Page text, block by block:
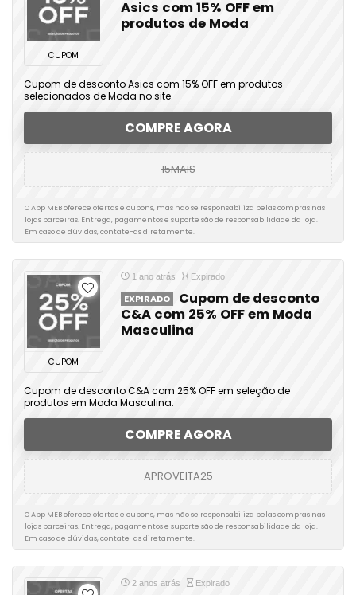
CUPOM
Asics com 15% OFF em
produtos de Moda
Cupom de desconto Asics com 15% OFF em produtos
selecionados de Moda no site.
COMPRE AGORA
15MAIS
O App MEB oferece ofertas e cupons, mas não se responsabiliza pelas compras nas
lojas parceiras. Entrega, pagamentos e suporte são de responsabilidade da loja.
Em caso de dúvidas, contate-as diretamente.
CUPOM
1 ano atrás Expirado
EXPIRADO
Cupom de desconto
C&A com 25% OFF em Moda
Masculina
Cupom de desconto C&A com 25% OFF em seleção de
produtos em Moda Masculina.
COMPRE AGORA
APROVEITA25
O App MEB oferece ofertas e cupons, mas não se responsabiliza pelas compras nas
lojas parceiras. Entrega, pagamentos e suporte são de responsabilidade da loja.
Em caso de dúvidas, contate-as diretamente.
2 anos atrás Expirado